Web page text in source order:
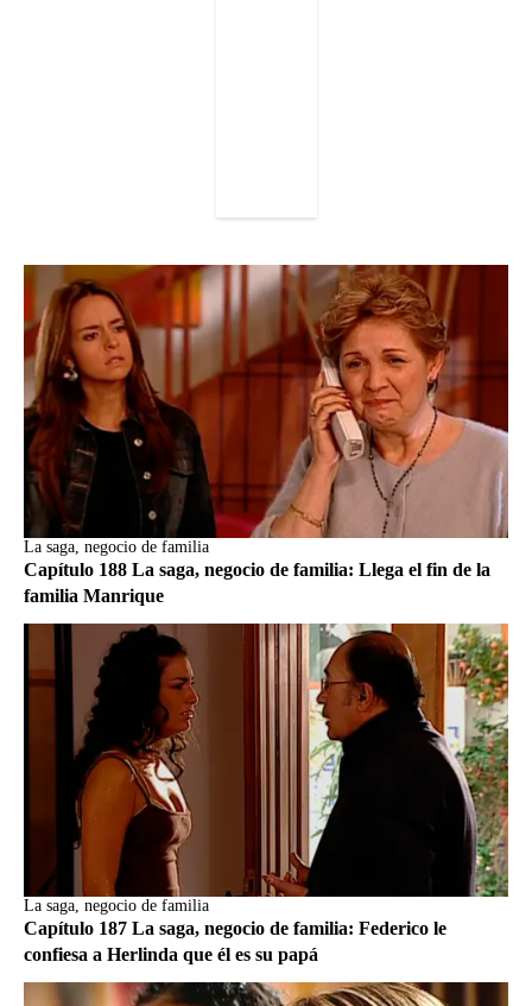
La saga, negocio de familia
Capítulo 188 La saga, negocio de familia: Llega el fin de la
familia Manrique
La saga, negocio de familia
Capítulo 187 La saga, negocio de familia: Federico le
confiesa a Herlinda que él es su papá